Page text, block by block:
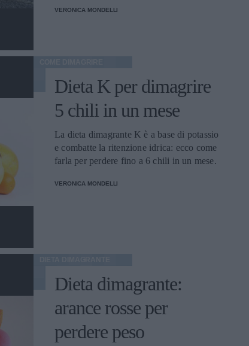
VERONICA MONDELLI
Dieta K per dimagrire
5 chili in un mese
La dieta dimagrante K è a base di potassio
e combatte la ritenzione idrica: ecco come
farla per perdere fino a 6 chili in un mese.
VERONICA MONDELLI
Dieta dimagrante:
arance rosse per
perdere peso